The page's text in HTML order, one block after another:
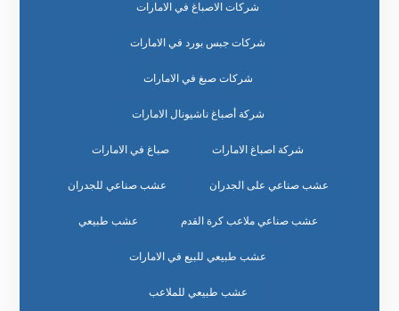
شركات الاصباغ في الامارات
شركات جبس بورد في الامارات
شركات صبغ في الامارات
شركة أصباغ ناشيونال الامارات
شركة اصباغ الامارات صباغ في الامارات
عشب صناعي على الجدران عشب صناعي للجدران
عشب صناعي ملاعب كرة القدم عشب طبيعي
عشب طبيعي للبيع في الامارات
عشب طبيعي للملاعب